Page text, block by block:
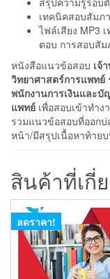
เทคนิคสอบสัม
ไฟล์เสียง MP3
ตอบ การสอบสั
หนังสือแนวข้อสอบ เจ้
วิทยาศาสตร์การแพทย์
พนักงานการเงินและ
แพทย์ เพื่อสอบเข้าทำง
รวมแนวข้อสอบที่ออก
หน้า/มีสรุปเนื้อหาท้าย
สินค้าที่เกี่
ลดราคา!